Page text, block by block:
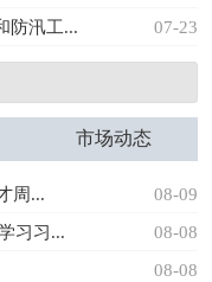
防汛工...
07-23
市场动态
周...
08-09
习习...
08-08
08-08